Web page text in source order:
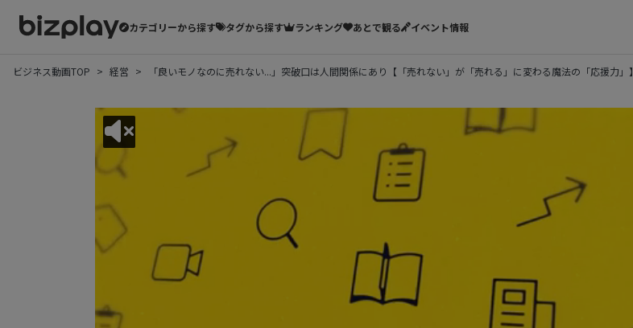
カテゴリーから探す タグから探す ランキング あとで観る イベント情報
ビジネス動画TOP 経営 「良いモノなのに売れない...」突破口は人間関係にあり【「売れない」が「売れる」に変わる魔法の「応援力」】